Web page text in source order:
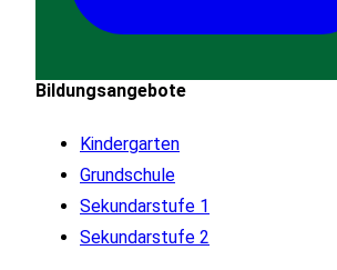
Bildungsangebote
Kindergarten
Grundschule
Sekundarstufe 1
Sekundarstufe 2